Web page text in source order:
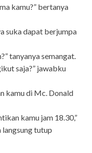
kamu?” bertanya
suka dapat berjumpa
tanyanya semangat.
saja?” jawabku
kamu di Mc. Donald
kamu jam 18.30,”
tutup